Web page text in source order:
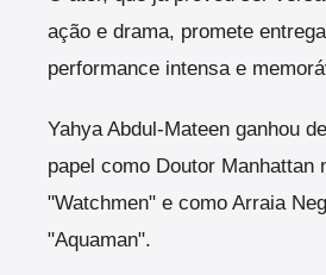
ação e drama, promete
performance intensa e
Yahya Abdul-Mateen ganhou
papel como Doutor Manhattan
"Watchmen" e como Arraia
"Aquaman".